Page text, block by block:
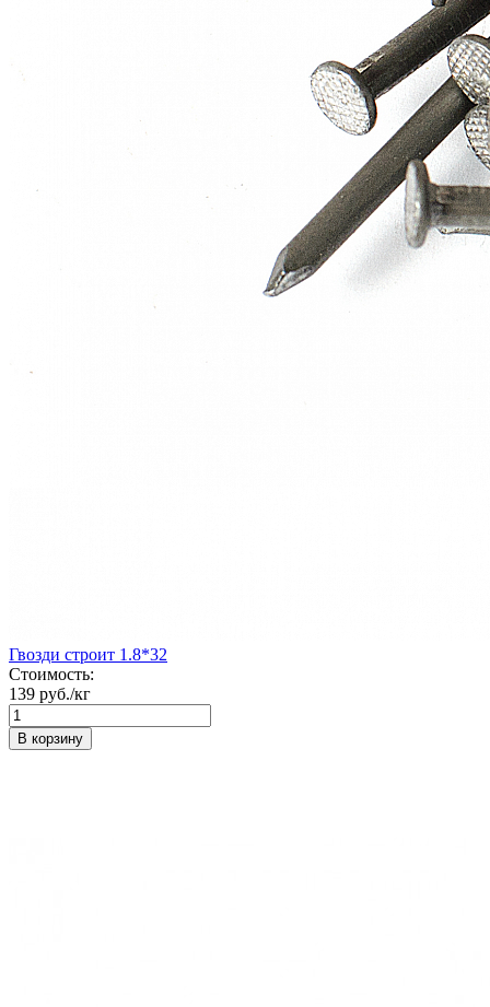
Гвозди строит 1.8*32
Стоимость:
139 руб./кг
В корзину